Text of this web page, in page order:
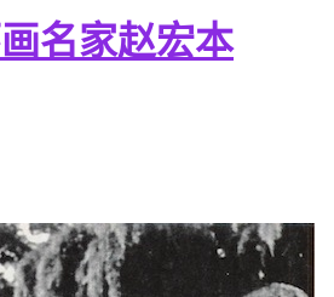
名家赵宏本